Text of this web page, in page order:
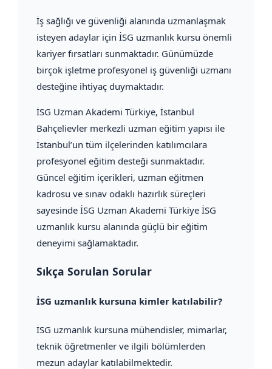
İş sağlığı ve güvenliği alanında uzmanlaşmak
isteyen adaylar için İSG uzmanlık kursu önemli
kariyer fırsatları sunmaktadır. Günümüzde
birçok işletme profesyonel iş güvenliği uzmanı
desteğine ihtiyaç duymaktadır.
İSG Uzman Akademi Türkiye, İstanbul
Bahçelievler merkezli uzman eğitim yapısı ile
İstanbul’un tüm ilçelerinden katılımcılara
profesyonel eğitim desteği sunmaktadır.
Güncel eğitim içerikleri, uzman eğitmen
kadrosu ve sınav odaklı hazırlık süreçleri
sayesinde İSG Uzman Akademi Türkiye İSG
uzmanlık kursu alanında güçlü bir eğitim
deneyimi sağlamaktadır.
Sıkça Sorulan Sorular
İSG uzmanlık kursuna kimler katılabilir?
İSG uzmanlık kursuna mühendisler, mimarlar,
teknik öğretmenler ve ilgili bölümlerden
mezun adaylar katılabilmektedir.